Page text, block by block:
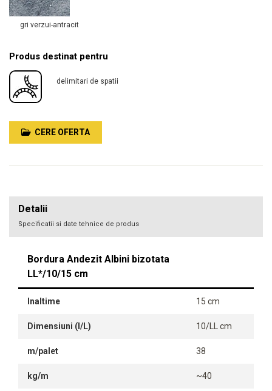
gri verzui-antracit
Produs destinat pentru
delimitari de spatii
CERE OFERTA
Detalii
Specificatii si date tehnice de produs
Bordura Andezit Albini bizotata
LL*/10/15 cm
Inaltime 15 cm
Dimensiuni (l/L) 10/LL cm
m/palet 38
kg/m ~40